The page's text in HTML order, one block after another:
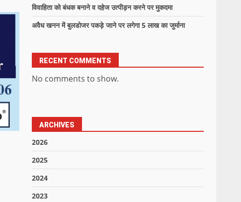
विवाहिता को बंधक बनाने व दहेज उत्पीड़न करने पर मुकदमा
अवैध खनन में बुलडोजर पकड़े जाने पर लगेगा 5 लाख का जुर्माना
RECENT COMMENTS
No comments to show.
ARCHIVES
2026
2025
2024
2023